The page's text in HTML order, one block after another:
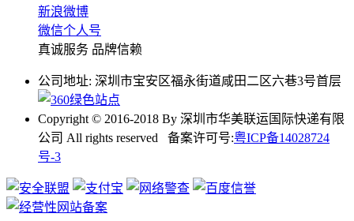
新浪微博
微信个人号
真诚服务 品牌信赖
公司地址: 深圳市宝安区福永街道咸田二区六巷3号首层
Copyright © 2016-2018 By 深圳市华美联运国际快递有限
公司 All rights reserved 备案许可号:粤ICP备14028724
号-3